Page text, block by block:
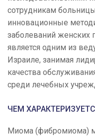
сотрудникам
инновационные
заболеваний женских
является одним из
Израиле, занимая
качества
среди лечебных
ЧЕМ
Миома (фибромиома)